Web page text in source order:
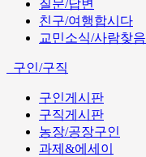
질문/답변
친구/여행합시다
교민소식/사람찾음
구인/구직
구인게시판
구직게시판
농장/공장구인
과제&에세이